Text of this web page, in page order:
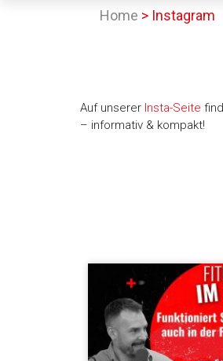
Home > Instagram
Auf unserer Insta-Seite
– informativ & kompakt!